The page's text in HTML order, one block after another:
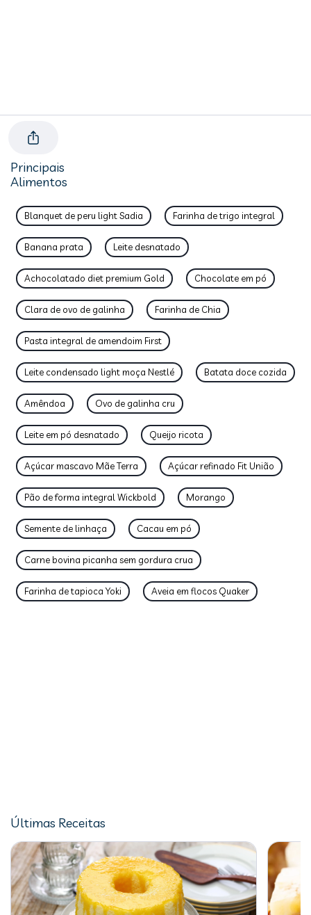
Principais
Alimentos
Blanquet de peru light Sadia Farinha de trigo integral
Banana prata Leite desnatado
Achocolatado diet premium Gold Chocolate em pó
Clara de ovo de galinha Farinha de Chia
Pasta integral de amendoim First
Leite condensado light moça Nestlé Batata doce cozida
Amêndoa Ovo de galinha cru
Leite em pó desnatado Queijo ricota
Açúcar mascavo Mãe Terra Açúcar refinado Fit União
Pão de forma integral Wickbold Morango
Semente de linhaça Cacau em pó
Carne bovina picanha sem gordura crua
Farinha de tapioca Yoki Aveia em flocos Quaker
Últimas Receitas